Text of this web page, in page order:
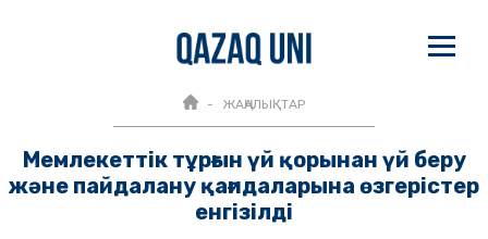
ЖАҢАЛЫҚТАР
Мемлекеттік тұрғын үй қорынан үй беру
және пайдалану қағидаларына өзгерістер
енгізілді